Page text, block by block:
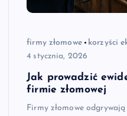
firmy złomowe
korzyści
4 stycznia, 2026
Jak prowadzić
firmie złomowej
Firmy złomowe